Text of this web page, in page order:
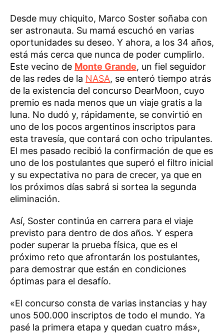
Desde muy chiquito, Marco Soster soñaba con
ser astronauta. Su mamá escuchó en varias
oportunidades su deseo. Y ahora, a los 34 años,
está más cerca que nunca de poder cumplirlo.
Este vecino de Monte Grande, un fiel seguidor
de las redes de la NASA, se enteró tiempo atrás
de la existencia del concurso DearMoon, cuyo
premio es nada menos que un viaje gratis a la
luna. No dudó y, rápidamente, se convirtió en
uno de los pocos argentinos inscriptos para
esta travesía, que contará con ocho tripulantes.
El mes pasado recibió la confirmación de que es
uno de los postulantes que superó el filtro inicial
y su expectativa no para de crecer, ya que en
los próximos días sabrá si sortea la segunda
eliminación.
Así, Soster continúa en carrera para el viaje
previsto para dentro de dos años. Y espera
poder superar la prueba física, que es el
próximo reto que afrontarán los postulantes,
para demostrar que están en condiciones
óptimas para el desafío.
«El concurso consta de varias instancias y hay
unos 500.000 inscriptos de todo el mundo. Ya
pasé la primera etapa y quedan cuatro más»,